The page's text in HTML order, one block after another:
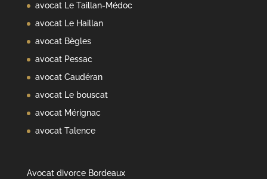
avocat Le Taillan-Médoc
avocat Le Haillan
avocat Bègles
avocat Pessac
avocat Caudéran
avocat Le bouscat
avocat Mérignac
avocat Talence
Avocat divorce Bordeaux